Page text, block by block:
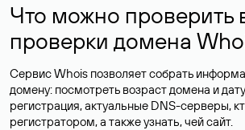
Что можно проверить
проверки домена
Сервис Whois позволяет собрать
домену: посмотреть возраст домена и
регистрация, актуальные DNS-серверы,
регистратором, а также узнать, чей сайт.